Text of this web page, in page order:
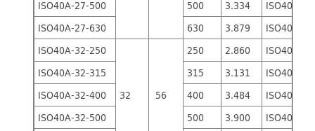
ISO40A-27-500 500 3.334
ISO40B-
ISO40A-27-630
630 3.879
ISO40B-
ISO40A-32-250
32 56
250 2.860
ISO40B-
ISO40A-32-315
315 3.131
ISO40B-
ISO40A-32-400
400 3.484
ISO40B-
ISO40A-32-500
500 3.900
ISO40B-